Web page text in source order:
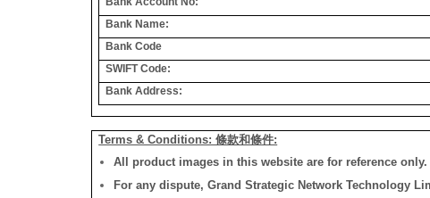
Bank Name:
Bank Code
SWIFT Code:
Bank Address:
Terms & Conditions: 條款和條件:
All product images in this website are for reference only.
For any dispute, Grand Strategic Network Technology